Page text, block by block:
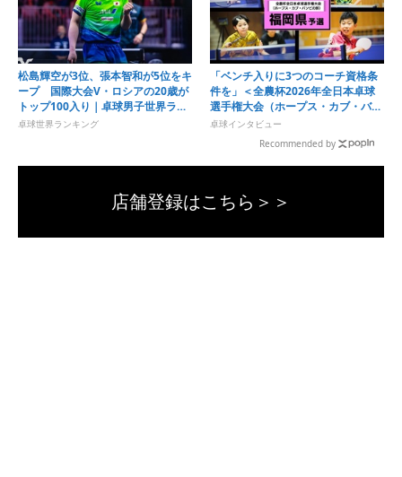
松島輝空が3位、張本智和が5位をキ
ープ 国際大会V・ロシアの20歳が
トップ100入り｜卓球男子世界ラン
キング（2026年第32週）
卓球世界ランキング
「ベンチ入りに3つのコーチ資格条
件を」＜全農杯2026年全日本卓球
選手権大会（ホープス・カブ・バン
ビの部）福岡県予選会＞
卓球インタビュー
Recommended by
店舗登録はこちら＞＞